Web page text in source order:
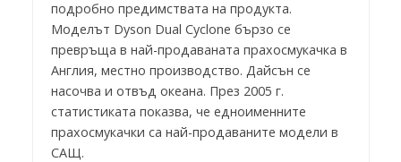
подробно предимствата на продукта.
Моделът Dyson Dual Cyclone бързо се
превръща в най-продаваната прахосмукачка в
Англия, местно производство. Дайсън се
насочва и отвъд океана. През 2005 г.
статистиката показва, че едноименните
прахосмукачки са най-продаваните модели в
САЩ.